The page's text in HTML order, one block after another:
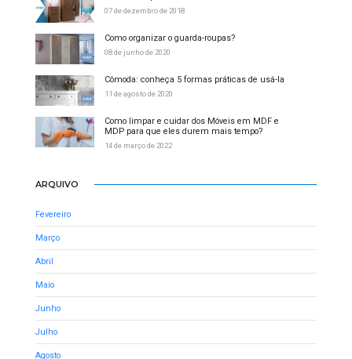
07 de dezembro de 2018
Como organizar o guarda-roupas?
08 de junho de 2020
Cômoda: conheça 5 formas práticas de usá-la
11 de agosto de 2020
Como limpar e cuidar dos Móveis em MDF e
MDP para que eles durem mais tempo?
14 de março de 2022
ARQUIVO
Fevereiro
Março
Abril
Maio
Junho
Julho
Agosto